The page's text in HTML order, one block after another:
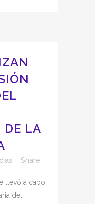
DE LA
Share
llevó a cabo
del